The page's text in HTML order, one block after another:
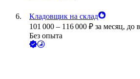
Кладовщик на склад
101 000 – 116 000 ₽ за месяц, до
Без опыта